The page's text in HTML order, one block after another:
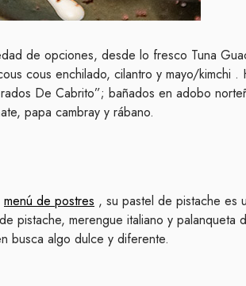
de opciones, desde lo fresco Tuna
cous enchilado, cilantro y mayo/kimchi .
De Cabrito”; bañados en adobo
papa cambray y rábano.
menú de postres , su pastel de pistache es
pistache, merengue italiano y palanqueta
busca algo dulce y diferente.